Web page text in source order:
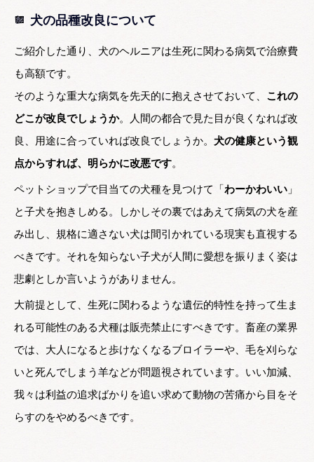
犬の品種改良について
ご紹介した通り、犬のヘルニアは生死に関わる病気で治療費
も高額です。
そのような重大な病気を先天的に抱えさせておいて、 これの
どこが改良でしょうか。人間の都合で見た目が良くなれば改
良、用途に合っていれば改良でしょうか。 犬の健康という観
点からすれば、明らかに改悪です。
ペットショップで目当ての犬種を見つけて「 わーかわいい 」
と子犬を抱きしめる。しかしその裏ではあえて病気の犬を産
み出し、規格に適さない犬は間引かれている現実も直視する
べきです。それを知らない子犬が人間に愛想を振りまく姿は
悲劇としか言いようがありません。
大前提として、生死に関わるような遺伝的特性を持って生ま
れる可能性のある犬種は販売禁止にすべきです。畜産の業界
では、大人になると歩けなくなるブロイラーや、毛を刈らな
いと死んでしまう羊などが問題視されています。いい加減、
我々は利益の追求ばかりを追い求めて動物の苦痛から目をそ
らすのをやめるべきです。